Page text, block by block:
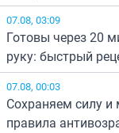
07.08, 03:09
Готовы через 20
руку: быстрый
07.08, 00:03
Сохраняем силу и
правила